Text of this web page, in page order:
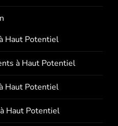
Haut Potentiel
à Haut Potentiel
Haut Potentiel
Haut Potentiel